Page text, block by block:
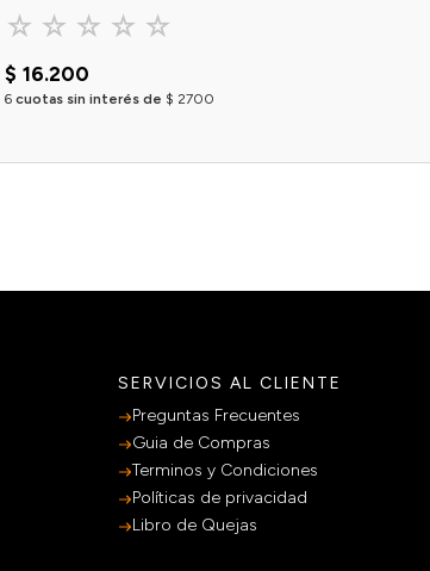
☆ ☆ ☆ ☆ ☆
$ 16.200
6 cuotas sin interés de $ 2700
SERVICIOS AL CLIENTE
Preguntas Frecuentes
Guia de Compras
Terminos y Condiciones
Políticas de privacidad
Libro de Quejas